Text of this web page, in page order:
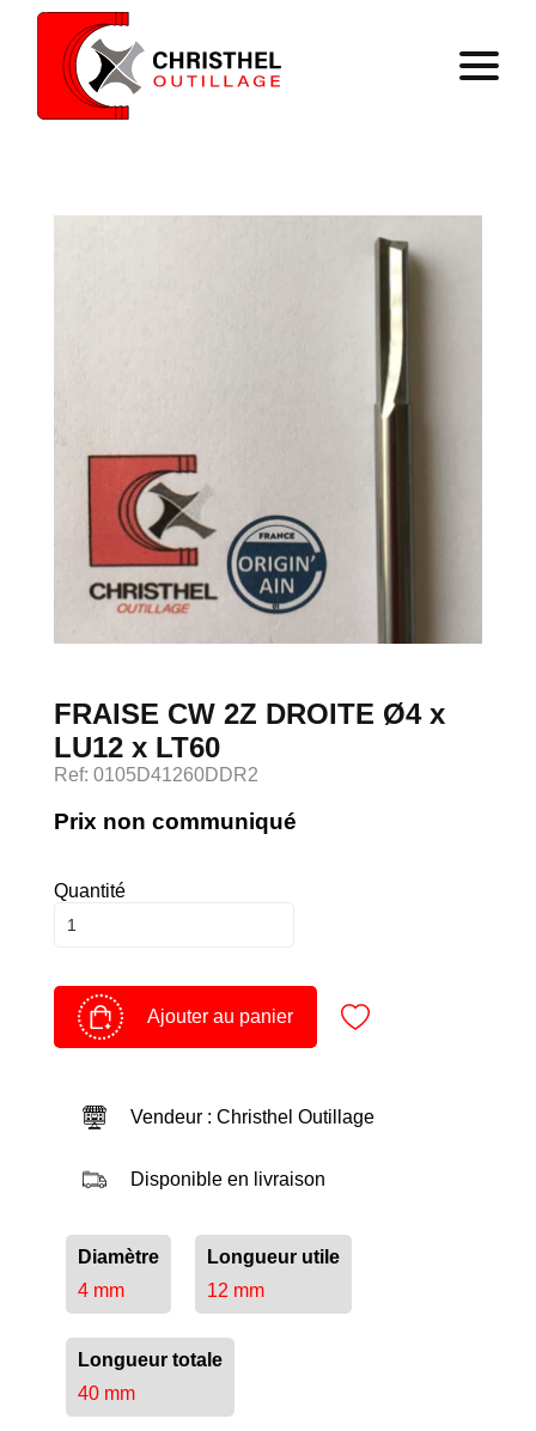
Panier
Devenir client
FRAISE CW 2Z DROITE Ø4 x
LU12 x LT60
Ref: 0105D41260DDR2
Prix non communiqué
Quantité
Ajouter au panier
Vendeur : Christhel Outillage
Disponible en livraison
Diamètre
4 mm
Longueur utile
12 mm
Longueur totale
40 mm